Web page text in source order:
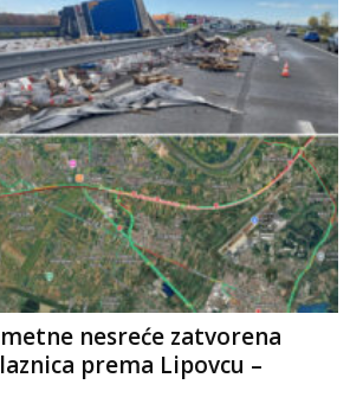
nesreće zatvorena
prema Lipovcu –